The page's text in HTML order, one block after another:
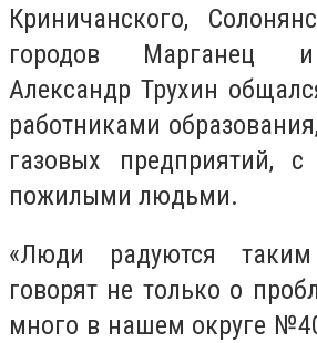
Криничанского,
городов Марганец
Александр Трухин
работниками
газовых предприятий,
пожилыми людьми.
«Люди радуются
говорят не только о
много в нашем округе